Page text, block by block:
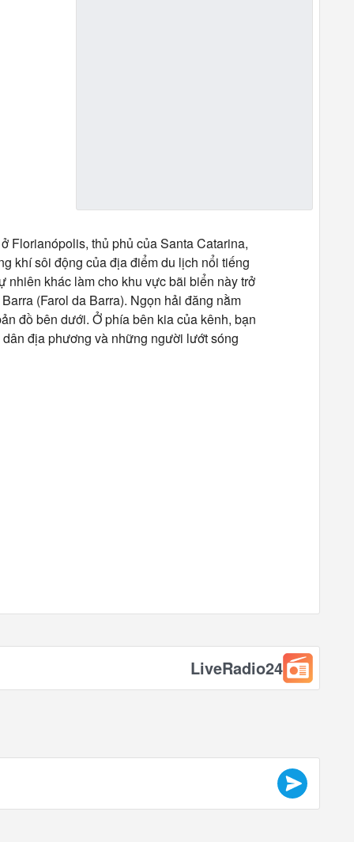
Florianópolis, thủ phủ của Santa Catarina,
khí sôi động của địa điểm du lịch nổi tiếng
nhiên khác làm cho khu vực bãi biển này trở
(Farol da Barra). Ngọn hải đăng nằm
đồ bên dưới. Ở phía bên kia của kênh, bạn
địa phương và những người lướt sóng
LiveRadio24